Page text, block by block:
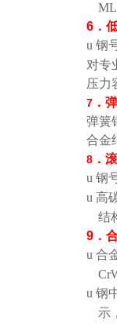
6 ．
u 钢
对专
压力
7 ．
弹簧
合金
8 ．
u 钢
u 高
结
9 ．
u 合
u 钢
示